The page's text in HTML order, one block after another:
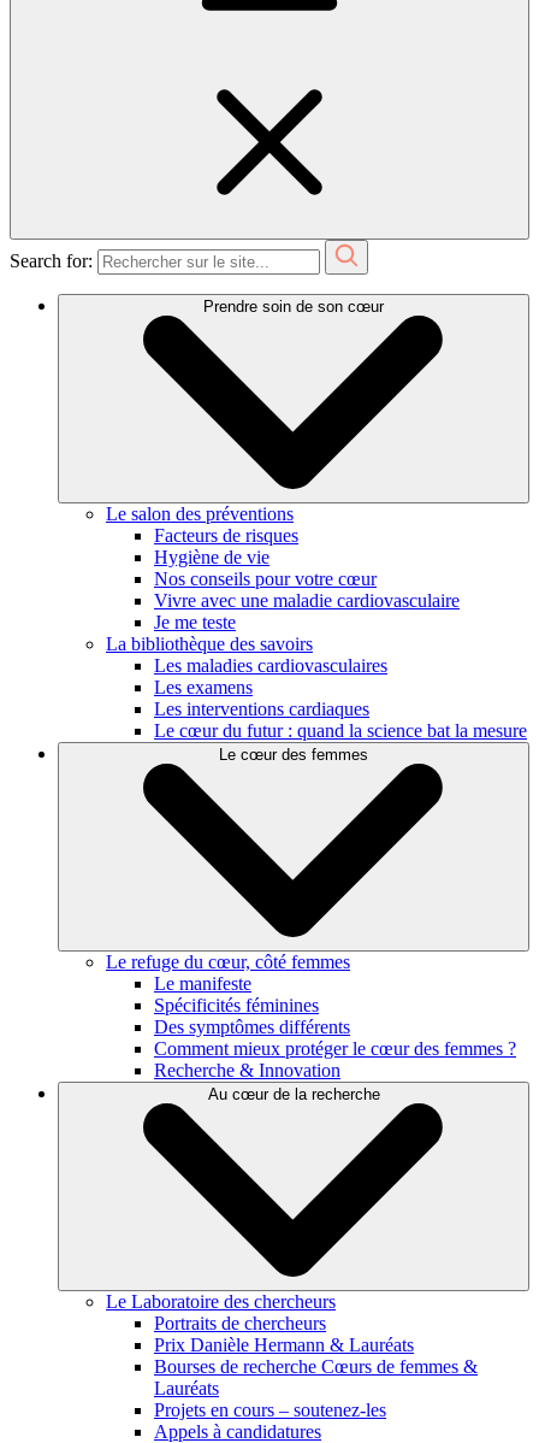
Search for:
Prendre soin de son cœur
Le salon des préventions
Facteurs de risques
Hygiène de vie
Nos conseils pour votre cœur
Vivre avec une maladie cardiovasculaire
Je me teste
La bibliothèque des savoirs
Les maladies cardiovasculaires
Les examens
Les interventions cardiaques
Le cœur du futur : quand la science bat la mesure
Le cœur des femmes
Le refuge du cœur, côté femmes
Le manifeste
Spécificités féminines
Des symptômes différents
Comment mieux protéger le cœur des femmes ?
Recherche & Innovation
Au cœur de la recherche
Le Laboratoire des chercheurs
Portraits de chercheurs
Prix Danièle Hermann & Lauréats
Bourses de recherche Cœurs de femmes &
Lauréats
Projets en cours – soutenez-les
Appels à candidatures